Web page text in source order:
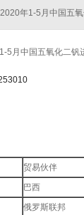
年1-5月中国五
5月中国五氧化二钒
贸易伙伴
巴西
俄罗斯联邦